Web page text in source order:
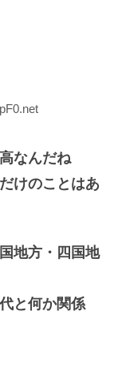
なんだね
けのことはあ
地方・四国地
と何か関係